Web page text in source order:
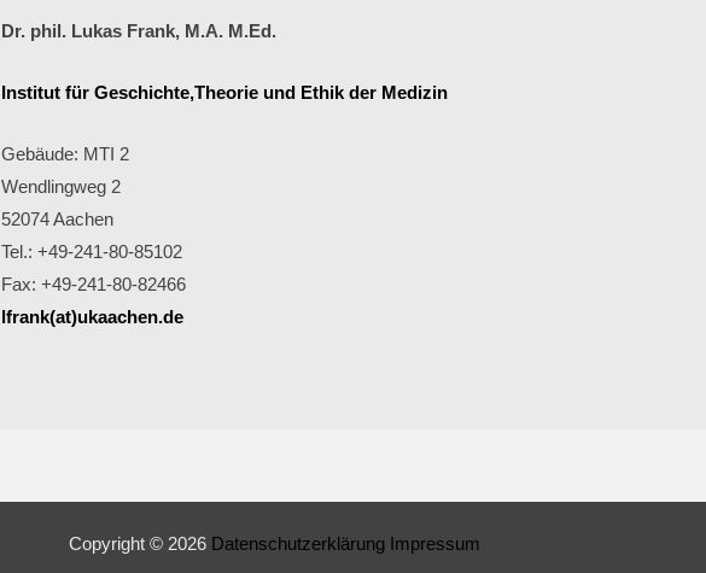
Dr. phil. Lukas Frank, M.A. M.Ed.
Institut für Geschichte,Theorie und Ethik der Medizin
Gebäude: MTI 2
Wendlingweg 2
52074 Aachen
Tel.: +49-241-80-85102
Fax: +49-241-80-82466
lfrank(at)ukaachen.de
Copyright © 2026 Datenschutzerklärung Impressum